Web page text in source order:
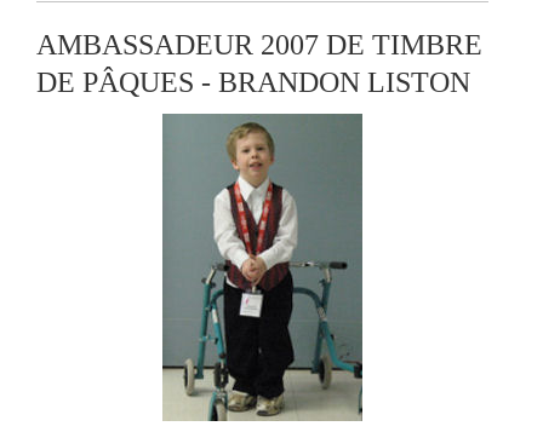
AMBASSADEUR 2007 DE TIMBRE
DE PÂQUES - BRANDON LISTON